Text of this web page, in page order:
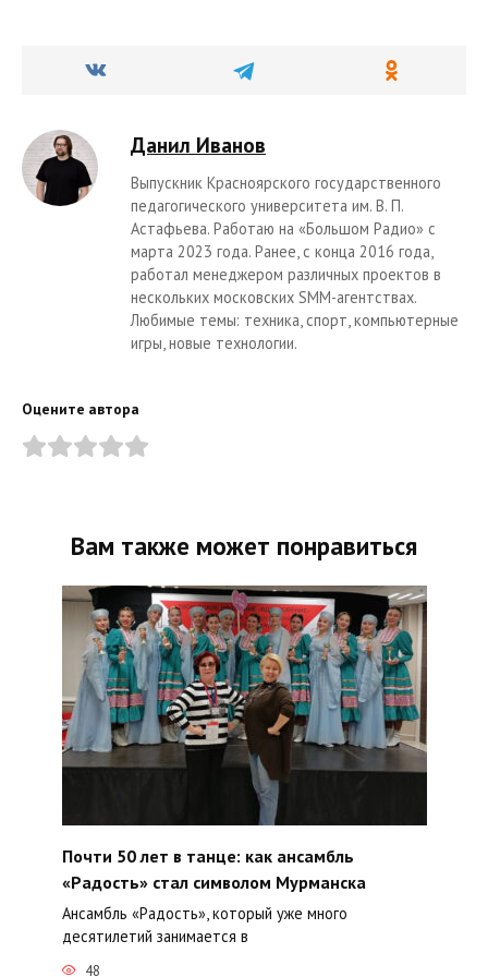
Данил Иванов
Выпускник Красноярского государственного
педагогического университета им. В. П.
Астафьева. Работаю на «Большом Радио» с
марта 2023 года. Ранее, с конца 2016 года,
работал менеджером различных проектов в
нескольких московских SMM-агентствах.
Любимые темы: техника, спорт, компьютерные
игры, новые технологии.
Оцените автора
Вам также может понравиться
Почти 50 лет в танце: как ансамбль
«Радость» стал символом Мурманска
Ансамбль «Радость», который уже много
десятилетий занимается в
48